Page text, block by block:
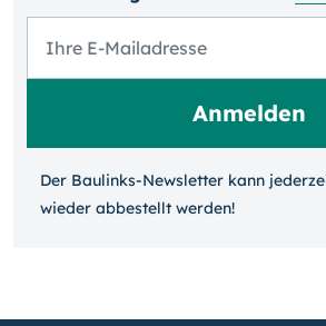
Der Baulinks-Newsletter kann
wieder ab­bestellt werden!